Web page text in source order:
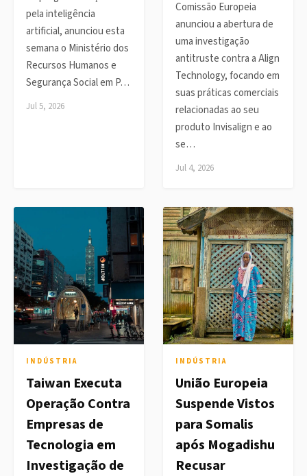
pela inteligência
artificial, anunciou esta
semana o Ministério dos
Recursos Humanos e
Segurança Social em P…
Jul 5, 2026
Comissão Europeia
anunciou a abertura de
uma investigação
antitruste contra a Align
Technology, focando em
suas práticas comerciais
relacionadas ao seu
produto Invisalign e ao
se…
Jul 4, 2026
INDÚSTRIA
Taiwan Executa
Operação Contra
Empresas de
Tecnologia em
Investigação de
INDÚSTRIA
União Europeia
Suspende Vistos
para Somalis
após Mogadishu
Recusar